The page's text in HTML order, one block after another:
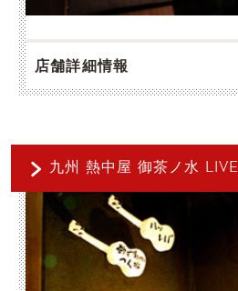
店舗詳細情報
九州 熱中屋 御茶ノ水 LIVE